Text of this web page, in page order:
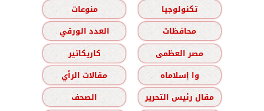
تكنولوجيا
منوعات
محافظات
العدد الورقي
مصر العظمى
كاريكاتير
وا إسلاماه
مقالات الرأي
مقال رئيس التحرير
الصحف